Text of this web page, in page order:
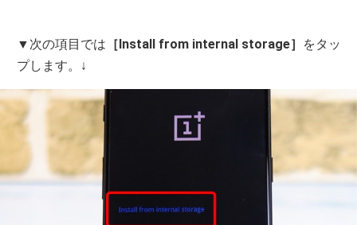
▼次の項目では ［Install from internal storage］ をタッ
プします。↓